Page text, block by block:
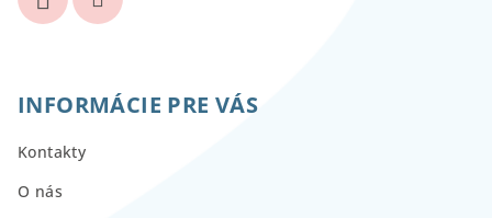
INFORMÁCIE PRE VÁS
Kontakty
O nás